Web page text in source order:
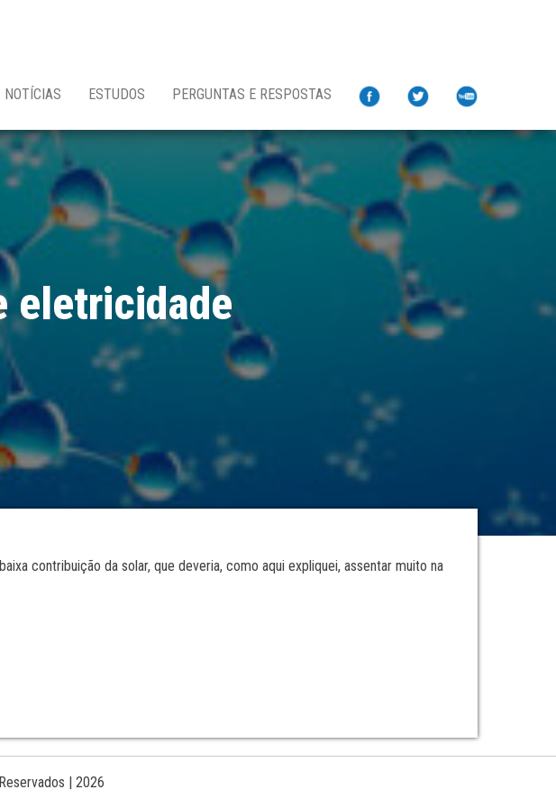
NOTÍCIAS ESTUDOS PERGUNTAS E RESPOSTAS
eletricidade
contribuição da solar, que deveria, como aqui expliquei, assentar muito na
| 2026